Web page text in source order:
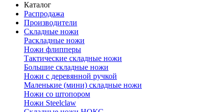
Каталог
Распродажа
Производители
Складные ножи
Раскладные ножи
Ножи флипперы
Тактические складные ножи
Большие складные ножи
Ножи с деревянной ручкой
Маленькие (мини) складные ножи
Ножи со штопором
Ножи Steelclaw